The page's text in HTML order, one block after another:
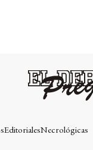
EditorialesNecrológicas